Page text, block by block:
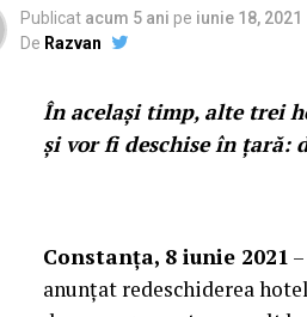
Publicat acum 5 ani pe iunie 18, 2021
De Razvan
În același timp, alte trei
și vor fi deschise în țară:
Constanța, 8 iunie 2021
anunțat redeschiderea